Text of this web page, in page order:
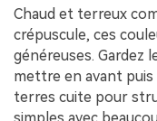
Chaud et terreux
crépuscule, ces
généreuses. Gardez
mettre en avant
terres cuite pour